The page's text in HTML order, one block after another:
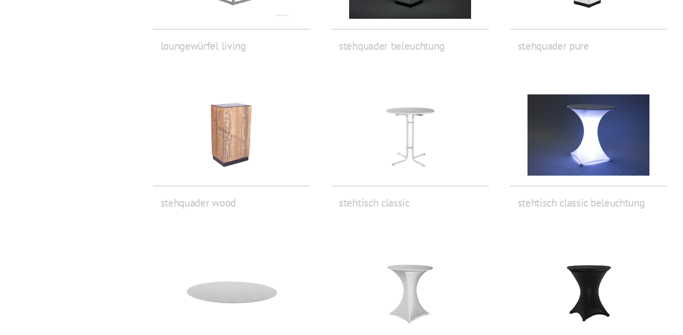
loungewürfel living stehquader beleuchtung stehquader pure
stehquader wood stehtisch classic stehtisch classic beleuchtung